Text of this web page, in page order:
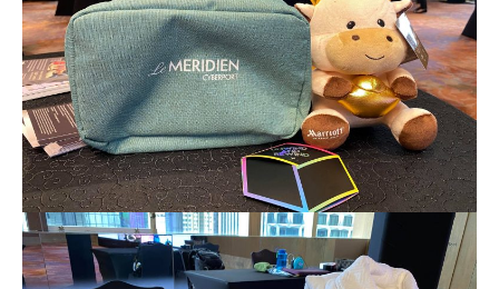
$5
0
簽
賬
回
贈
首3個月內用基本卡或附屬卡為手機八達通包括
iPhone、Apple Watch或Android手機，單次增
值淨HK$600
76
萬
積
分
首6個月內累積簽賬滿HK$6萬有 32萬積分
15至17個月期間，進行一次任何金額的合資格
❎缺點
無得開附屬卡
查看更多信用卡詳情及分析...